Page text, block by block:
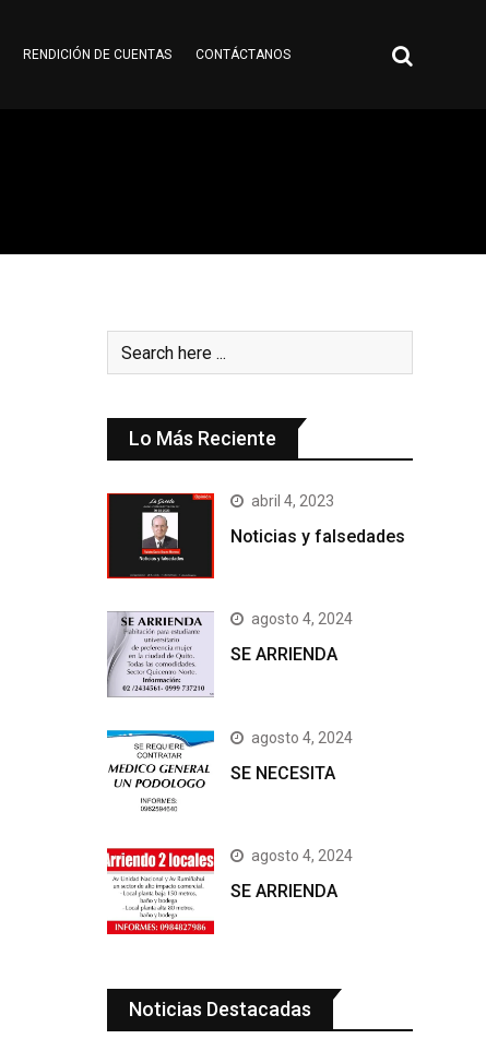
RENDICIÓN DE CUENTAS CONTÁCTANOS
Lo Más Reciente
abril 4, 2023
Noticias y falsedades
agosto 4, 2024
SE ARRIENDA
agosto 4, 2024
SE NECESITA
agosto 4, 2024
SE ARRIENDA
Noticias Destacadas